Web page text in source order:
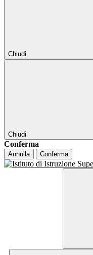
Chiudi
Chiudi
Conferma
Annulla Conferma